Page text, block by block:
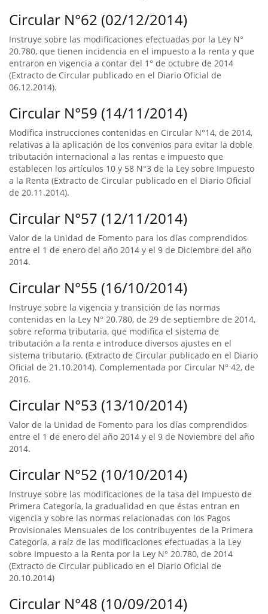
Circular N°62 (02/12/2014)
Instruye sobre las modificaciones efectuadas por la Ley N°
20.780, que tienen incidencia en el impuesto a la renta y que
entraron en vigencia a contar del 1° de octubre de 2014
(Extracto de Circular publicado en el Diario Oficial de
06.12.2014).
Circular N°59 (14/11/2014)
Modifica instrucciones contenidas en Circular N°14, de 2014,
relativas a la aplicación de los convenios para evitar la doble
tributación internacional a las rentas e impuesto que
establecen los artículos 10 y 58 N°3 de la Ley sobre Impuesto
a la Renta (Extracto de Circular publicado en el Diario Oficial
de 20.11.2014).
Circular N°57 (12/11/2014)
Valor de la Unidad de Fomento para los días comprendidos
entre el 1 de enero del año 2014 y el 9 de Diciembre del año
2014.
Circular N°55 (16/10/2014)
Instruye sobre la vigencia y transición de las normas
contenidas en la Ley N° 20.780, de 29 de septiembre de 2014,
sobre reforma tributaria, que modifica el sistema de
tributación a la renta e introduce diversos ajustes en el
sistema tributario. (Extracto de Circular publicado en el Diario
Oficial de 21.10.2014). Complementada por Circular N° 42, de
2016.
Circular N°53 (13/10/2014)
Valor de la Unidad de Fomento para los días comprendidos
entre el 1 de enero del año 2014 y el 9 de Noviembre del año
2014.
Circular N°52 (10/10/2014)
Instruye sobre las modificaciones de la tasa del Impuesto de
Primera Categoría, la gradualidad en que éstas entran en
vigencia y sobre las normas relacionadas con los Pagos
Provisionales Mensuales de los contribuyentes de la Primera
Categoría, a raíz de las modificaciones efectuadas a la Ley
sobre Impuesto a la Renta por la Ley N° 20.780, de 2014
(Extracto de Circular publicado en el Diario Oficial de
20.10.2014)
Circular N°48 (10/09/2014)